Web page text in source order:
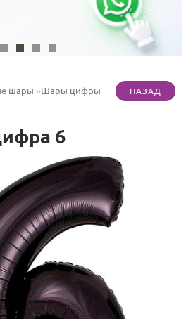
шары Шары цифры
6